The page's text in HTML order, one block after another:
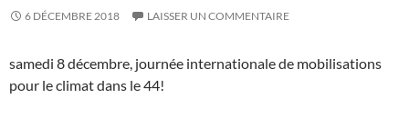
6 DÉCEMBRE 2018 LAISSER UN COMMENTAIRE
samedi 8 décembre, journée internationale de mobilisations
pour le climat dans le 44!